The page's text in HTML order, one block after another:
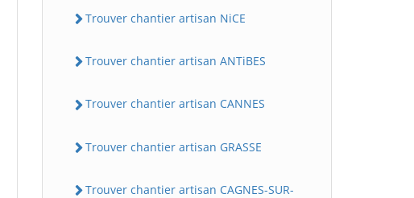
Trouver chantier artisan NiCE
Trouver chantier artisan ANTiBES
Trouver chantier artisan CANNES
Trouver chantier artisan GRASSE
Trouver chantier artisan CAGNES-SUR-